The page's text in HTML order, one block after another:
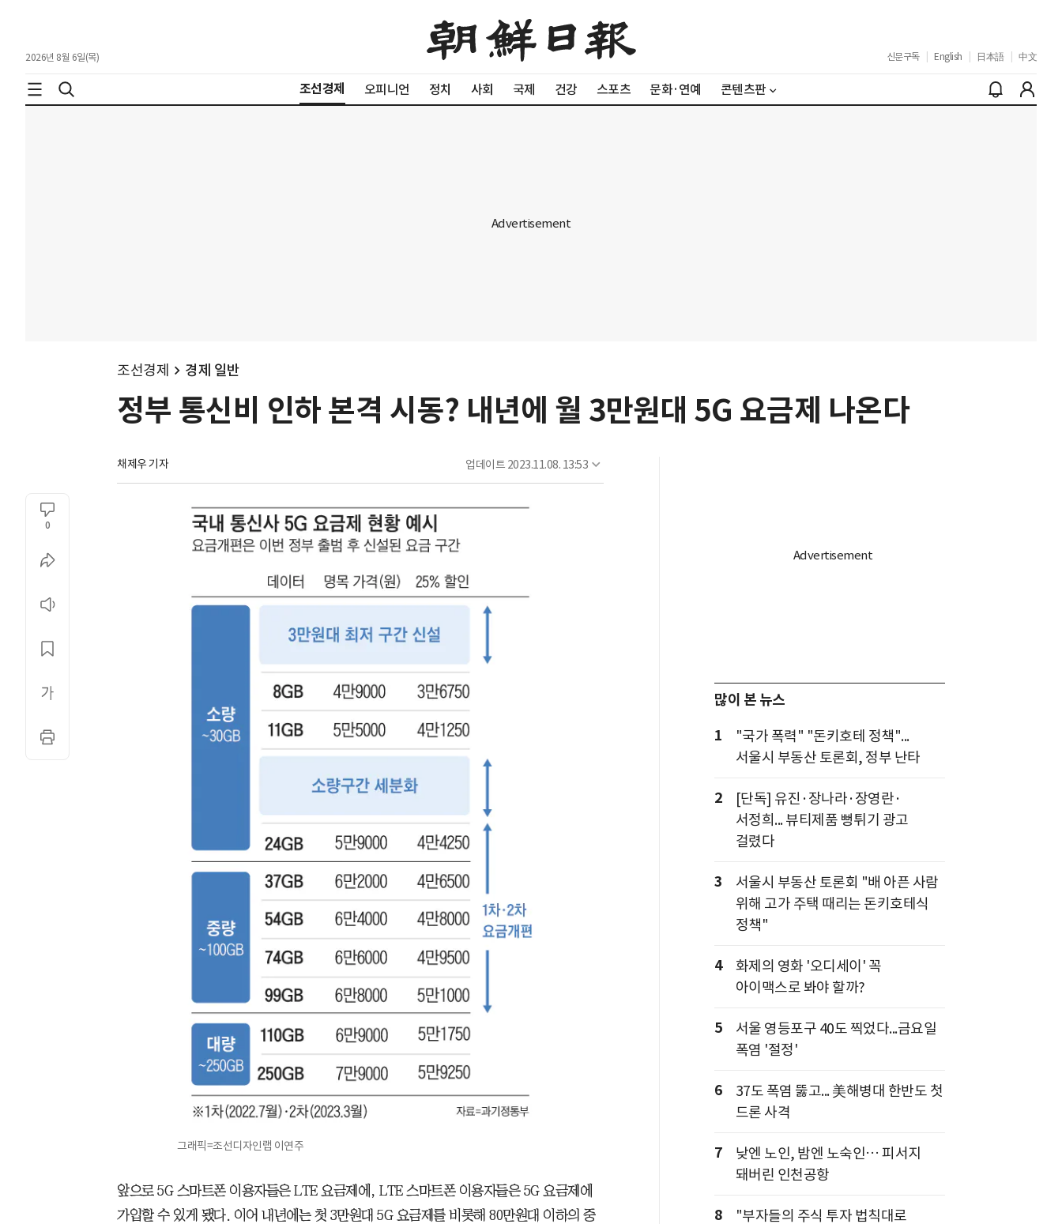
2026년 8월 6일(목) 신문구독 English 日本語 中文
조선경제 오피니언 정치 사회 국제 건강 스포츠 문화·연예 콘텐츠판
조선경제 경제 일반
정부 통신비 인하 본격 시동? 내년에 월 3만원대 5G 요금제 나온다
채제우 기자 업데이트 2023.11.08. 13:53
0
그래픽=조선디자인랩 이연주
앞으로 5G 스마트폰 이용자들은 LTE 요금제에, LTE 스마트폰 이용자들은 5G 요금제에
가입할 수 있게 됐다. 이어 내년에는 첫 3만원대 5G 요금제를 비롯해 80만원대 이하의 중
많이 본 뉴스
1
"국가 폭력" "돈키호테 정책"...
서울시 부동산 토론회, 정부 난타
2
[단독] 유진·장나라·장영란·
서정희... 뷰티제품 뻥튀기 광고
걸렸다
3
서울시 부동산 토론회 "배 아픈 사람
위해 고가 주택 때리는 돈키호테식
정책"
4
화제의 영화 '오디세이' 꼭
아이맥스로 봐야 할까?
5
서울 영등포구 40도 찍었다...금요일
폭염 '절정'
6
37도 폭염 뚫고... 美해병대 한반도 첫
드론 사격
7
낮엔 노인, 밤엔 노숙인… 피서지
돼버린 인천공항
8
"부자들의 주식 투자 법칙대로